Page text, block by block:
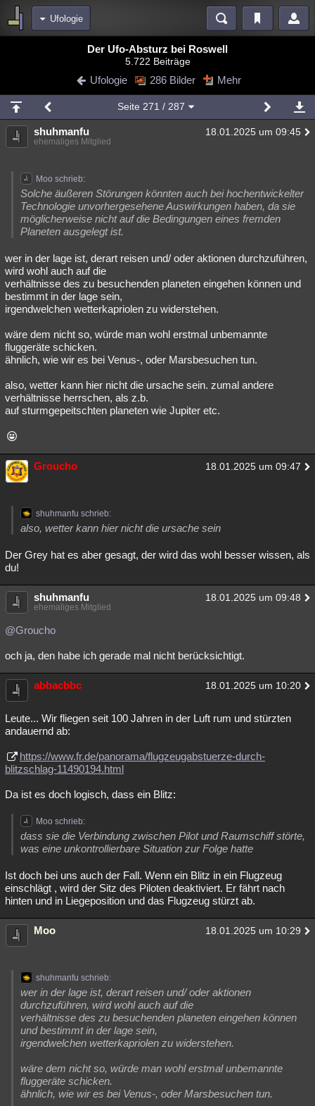
Ufologie
Blogs Videos
Chat Wiki Neuigkeiten
meine Rubriken
Menschen Wissenschaft Mystery Kriminalfälle
Natur Umfragen Unterhaltung
weitere Rubriken
Philosophie Träume
Astronomie Helpdesk Gruppen Gaming Filme
Musik Clash Verbesserungen Allmystery English
Übersichten
Besucht Teilgenommen Alle Neue Geschlossen
Lesenswert Schlüsselwörter
Der Ufo-Absturz bei Roswell
5.722 Beiträge
Ufologie 286 Bilder Mehr
Seite 271 / 287
shuhmanfu 18.01.2025 um 09:45
ehemaliges Mitglied
Moo schrieb:
Solche äußeren Störungen könnten auch bei hochentwickelter
Technologie unvorhergesehene Auswirkungen haben, da sie
möglicherweise nicht auf die Bedingungen eines fremden
Planeten ausgelegt ist.
wer in der lage ist, derart reisen und/ oder aktionen durchzuführen,
wird wohl auch auf die
verhältnisse des zu besuchenden planeten eingehen können und
bestimmt in der lage sein,
irgendwelchen wetterkapriolen zu widerstehen.
wäre dem nicht so, würde man wohl erstmal unbemannte
fluggeräte schicken.
ähnlich, wie wir es bei Venus-, oder Marsbesuchen tun.
also, wetter kann hier nicht die ursache sein. zumal andere
verhältnisse herrschen, als z.b.
auf sturmgepeitschten planeten wie Jupiter etc.
Groucho 18.01.2025 um 09:47
shuhmanfu schrieb:
also, wetter kann hier nicht die ursache sein
Der Grey hat es aber gesagt, der wird das wohl besser wissen, als
du!
shuhmanfu 18.01.2025 um 09:48
ehemaliges Mitglied
@Groucho
och ja, den habe ich gerade mal nicht berücksichtigt.
abbacbbc 18.01.2025 um 10:20
Leute... Wir fliegen seit 100 Jahren in der Luft rum und stürzten
andauernd ab:
https://www.fr.de/panorama/flugzeugabstuerze-durch-
blitzschlag-11490194.html
Da ist es doch logisch, dass ein Blitz:
Moo schrieb:
dass sie die Verbindung zwischen Pilot und Raumschiff störte,
was eine unkontrollierbare Situation zur Folge hatte
Ist doch bei uns auch der Fall. Wenn ein Blitz in ein Flugzeug
einschlägt , wird der Sitz des Piloten deaktiviert. Er fährt nach
hinten und in Liegeposition und das Flugzeug stürzt ab.
Moo 18.01.2025 um 10:29
shuhmanfu schrieb:
wer in der lage ist, derart reisen und/ oder aktionen
durchzuführen, wird wohl auch auf die
verhältnisse des zu besuchenden planeten eingehen können
und bestimmt in der lage sein,
irgendwelchen wetterkapriolen zu widerstehen.
wäre dem nicht so, würde man wohl erstmal unbemannte
fluggeräte schicken.
ähnlich, wie wir es bei Venus-, oder Marsbesuchen tun.